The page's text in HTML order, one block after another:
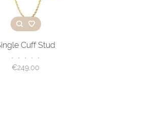
Cuff Stud
• • • • •
€249,00